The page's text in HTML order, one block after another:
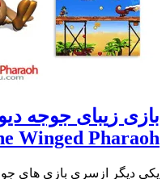
Winged Pharaoh